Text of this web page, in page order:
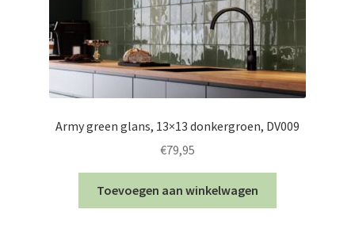
Army green glans, 13×13 donkergroen, DV009
€79,95
Toevoegen aan winkelwagen